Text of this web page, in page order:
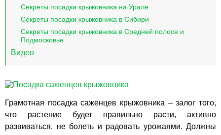
Секреты посадки крыжовника на Урале
Секреты посадки крыжовника в Сибири
Секреты посадки крыжовника в Средней полосе и
Подмосковье
Видео
Грамотная посадка саженцев крыжовника – залог того,
что растение будет правильно расти, активно
развиваться, не болеть и радовать урожаями. Должны